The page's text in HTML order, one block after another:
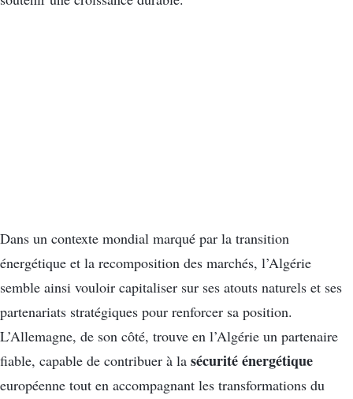
Dans un contexte mondial marqué par la transition
énergétique et la recomposition des marchés, l’Algérie
semble ainsi vouloir capitaliser sur ses atouts naturels et ses
partenariats stratégiques pour renforcer sa position.
L’Allemagne, de son côté, trouve en l’Algérie un partenaire
fiable, capable de contribuer à la sécurité énergétique
européenne tout en accompagnant les transformations du